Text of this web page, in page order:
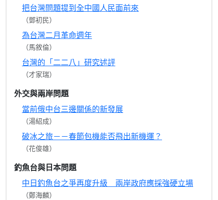
把台灣問題提到全中國人民面前來
（鄧初民）
為台灣二月革命週年
（馬敘倫）
台灣的「二二八」研究述評
（才家瑞）
外交與兩岸問題
當前俄中台三邊關係的新發展
（湯紹成）
破冰之旅－－春節包機能否飛出新機運？
（花俊雄）
釣魚台與日本問題
中日釣魚台之爭再度升級 兩岸政府應採強硬立場
（鄭海麟）